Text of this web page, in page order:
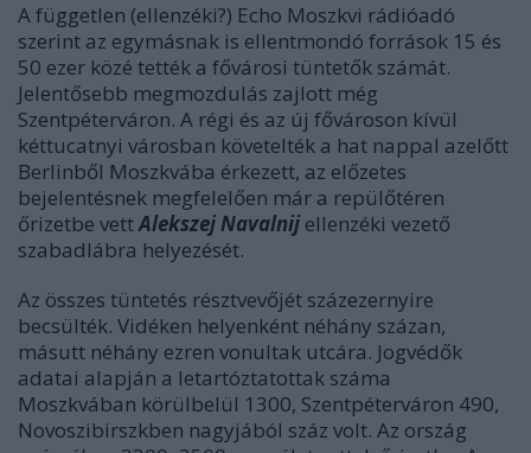
A független (ellenzéki?) Echo Moszkvi rádióadó
szerint az egymásnak is ellentmondó források 15 és
50 ezer közé tették a fővárosi tüntetők számát.
Jelentősebb megmozdulás zajlott még
Szentpéterváron. A régi és az új fővároson kívül
kéttucatnyi városban követelték a hat nappal azelőtt
Berlinből Moszkvába érkezett, az előzetes
bejelentésnek megfelelően már a repülőtéren
őrizetbe vettAlekszej Navalnij ellenzéki vezető
szabadlábra helyezését.
Az összes tüntetés résztvevőjét százezernyire
becsülték. Vidéken helyenként néhány százan,
másutt néhány ezren vonultak utcára. Jogvédők
adatai alapján a letartóztatottak száma
Moszkvában körülbelül 1300, Szentpéterváron 490,
Novoszibirszkben nagyjából száz volt. Az ország